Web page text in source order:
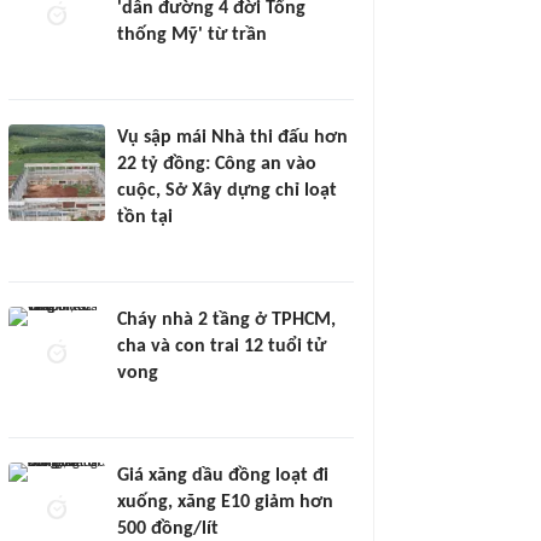
'dẫn đường 4 đời Tổng
thống Mỹ' từ trần
Vụ sập mái Nhà thi đấu hơn
22 tỷ đồng: Công an vào
cuộc, Sở Xây dựng chỉ loạt
tồn tại
Cháy nhà 2 tầng ở TPHCM,
cha và con trai 12 tuổi tử
vong
Giá xăng dầu đồng loạt đi
xuống, xăng E10 giảm hơn
500 đồng/lít